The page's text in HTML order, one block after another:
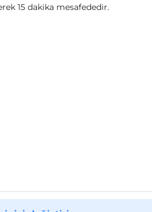
15 dakika mesafededir.